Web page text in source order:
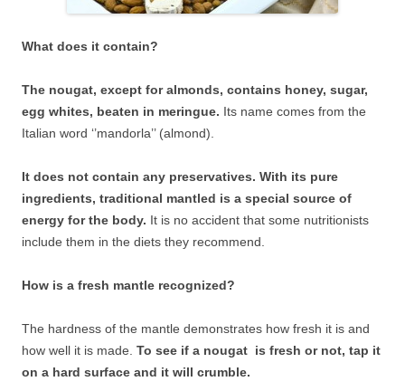
What does it contain?
The nougat, except for almonds, contains honey, sugar,
egg whites, beaten in meringue. Its name comes from the
Italian word ‘’mandorla’’ (almond).
It does not contain any preservatives. With its pure
ingredients, traditional mantled is a special source of
energy for the body. It is no accident that some nutritionists
include them in the diets they recommend.
How is a fresh mantle recognized?
The hardness of the mantle demonstrates how fresh it is and
how well it is made. To see if a nougat is fresh or not, tap it
on a hard surface and it will crumble.